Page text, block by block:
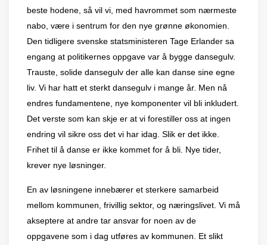
beste hodene, så vil vi, med havrommet som nærmeste
nabo, være i sentrum for den nye grønne økonomien.
Den tidligere svenske statsministeren Tage Erlander sa
engang at politikernes oppgave var å bygge dansegulv.
Trauste, solide dansegulv der alle kan danse sine egne
liv. Vi har hatt et sterkt dansegulv i mange år. Men nå
endres fundamentene, nye komponenter vil bli inkludert.
Det verste som kan skje er at vi forestiller oss at ingen
endring vil sikre oss det vi har idag. Slik er det ikke.
Frihet til å danse er ikke kommet for å bli. Nye tider,
krever nye løsninger.
En av løsningene innebærer et sterkere samarbeid
mellom kommunen, frivillig sektor, og næringslivet. Vi må
akseptere at andre tar ansvar for noen av de
oppgavene som i dag utføres av kommunen. Et slikt